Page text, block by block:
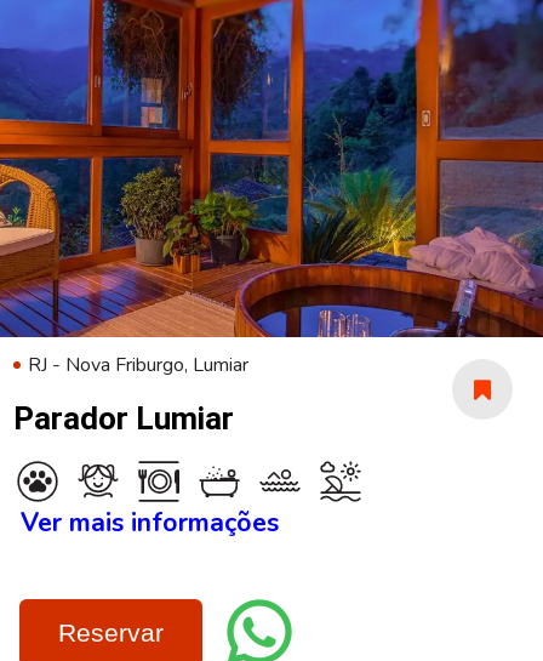
RJ - Nova Friburgo, Lumiar
Parador Lumiar
Ver mais informações
Reservar